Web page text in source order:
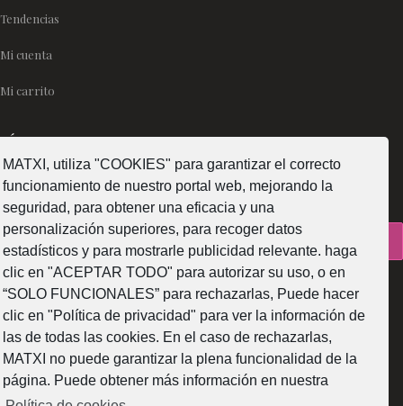
MATXI, utiliza "COOKIES" para garantizar el correcto
funcionamiento de nuestro portal web, mejorando la
seguridad, para obtener una eficacia y una
personalización superiores, para recoger datos
estadísticos y para mostrarle publicidad relevante. haga
clic en "ACEPTAR TODO" para autorizar su uso, o en
“SOLO FUNCIONALES” para rechazarlas, Puede hacer
clic en "Política de privacidad" para ver la información de
las de todas las cookies. En el caso de rechazarlas,
MATXI no puede garantizar la plena funcionalidad de la
página. Puede obtener más información en nuestra
Tendencias
Mi cuenta
Mi carrito
SÍGUENOS
¿Como fabricamos?
Web subvencionada por la Diputación Foral de Bizkaia